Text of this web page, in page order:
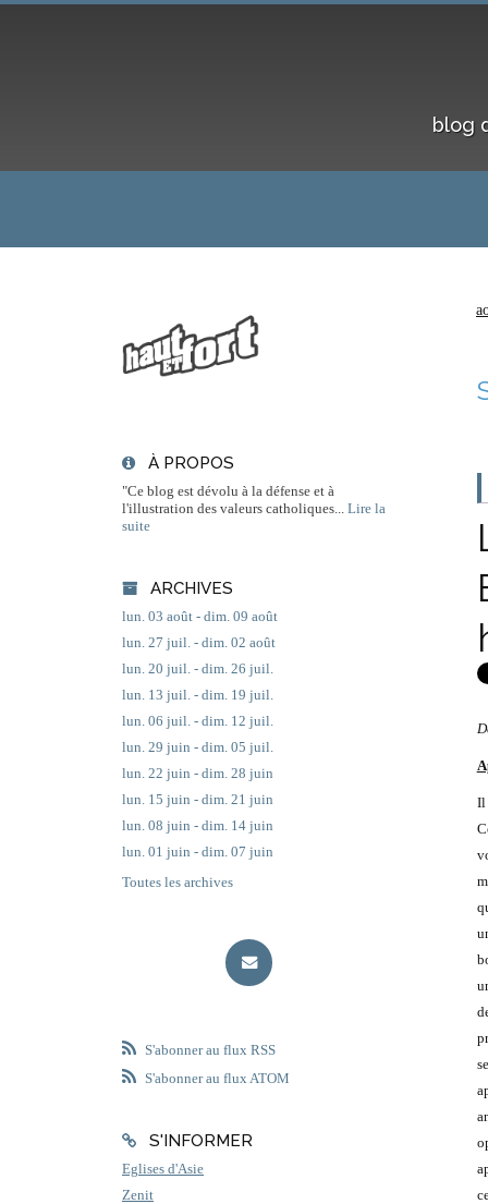
blog
À PROPOS
"Ce blog est dévolu à la défense et à
l'illustration des valeurs catholiques...
Lire la
suite
ARCHIVES
lun. 03 août - dim. 09 août
lun. 27 juil. - dim. 02 août
lun. 20 juil. - dim. 26 juil.
lun. 13 juil. - dim. 19 juil.
lun. 06 juil. - dim. 12 juil.
lun. 29 juin - dim. 05 juil.
lun. 22 juin - dim. 28 juin
lun. 15 juin - dim. 21 juin
lun. 08 juin - dim. 14 juin
lun. 01 juin - dim. 07 juin
Toutes les archives
S'abonner au flux RSS
S'abonner au flux ATOM
S'INFORMER
Eglises d'Asie
Zenit
Il